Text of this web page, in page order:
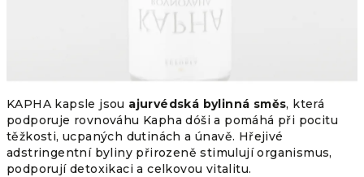
KAPHA kapsle jsou ajurvédská bylinná směs, která
podporuje rovnováhu Kapha dóši a pomáhá při pocitu
těžkosti, ucpaných dutinách a únavě. Hřejivé
adstringentní byliny přirozeně stimulují organismus,
podporují detoxikaci a celkovou vitalitu.